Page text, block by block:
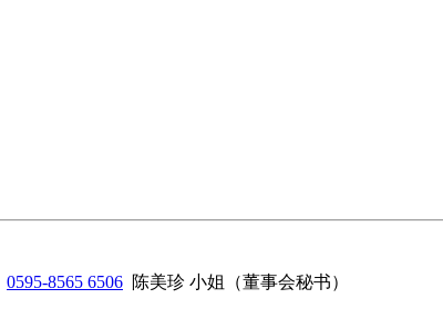
0595-8565 6506 陈美珍 小姐（董事会秘书）